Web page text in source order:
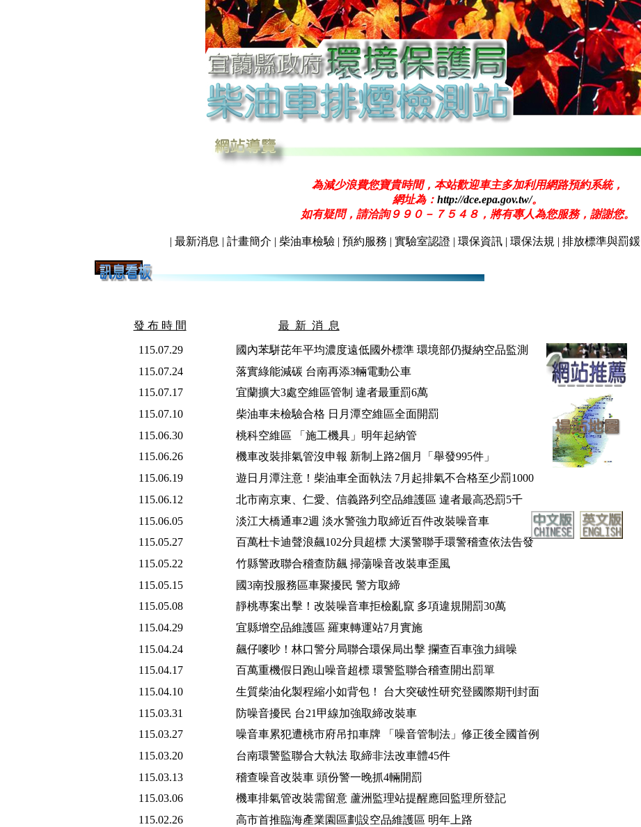
為減少浪費您寶貴時間，本站歡迎車主多加利用網路預約系統，
網址為： http://dce.epa.gov.tw/。
如有疑問，請洽詢９９０－７５４８，將有專人為您服務，謝謝您。
| 最新消息 | 計畫簡介 | 柴油車檢驗 | 預約服務 | 實驗室認證 | 環保資訊 | 環保法規 | 排放標準與罰鍰
發 布 時 間 最 新 消 息
115.07.29
國內苯駢芘年平均濃度遠低國外標準 環境部仍擬納空品監測
115.07.24
落實綠能減碳 台南再添3輛電動公車
115.07.17
宜蘭擴大3處空維區管制 違者最重罰6萬
115.07.10
柴油車未檢驗合格 日月潭空維區全面開罰
115.06.30
桃科空維區 「施工機具」明年起納管
115.06.26
機車改裝排氣管沒申報 新制上路2個月「舉發995件」
115.06.19
遊日月潭注意！柴油車全面執法 7月起排氣不合格至少罰1000
115.06.12
北市南京東、仁愛、信義路列空品維護區 違者最高恐罰5千
115.06.05
淡江大橋通車2週 淡水警強力取締近百件改裝噪音車
115.05.27
百萬杜卡迪聲浪飆102分貝超標 大溪警聯手環警稽查依法告發
115.05.22
竹縣警政聯合稽查防飆 掃蕩噪音改裝車歪風
115.05.15
國3南投服務區車聚擾民 警方取締
115.05.08
靜桃專案出擊！改裝噪音車拒檢亂竄 多項違規開罰30萬
115.04.29
宜縣增空品維護區 羅東轉運站7月實施
115.04.24
飆仔嘜吵！林口警分局聯合環保局出擊 攔查百車強力緝噪
115.04.17
百萬重機假日跑山噪音超標 環警監聯合稽查開出罰單
115.04.10
生質柴油化製程縮小如背包！ 台大突破性研究登國際期刊封面
115.03.31
防噪音擾民 台21甲線加強取締改裝車
115.03.27
噪音車累犯遭桃市府吊扣車牌 「噪音管制法」修正後全國首例
115.03.20
台南環警監聯合大執法 取締非法改車體45件
115.03.13
稽查噪音改裝車 頭份警一晚抓4輛開罰
115.03.06
機車排氣管改裝需留意 蘆洲監理站提醒應回監理所登記
115.02.26
高市首推臨海產業園區劃設空品維護區 明年上路